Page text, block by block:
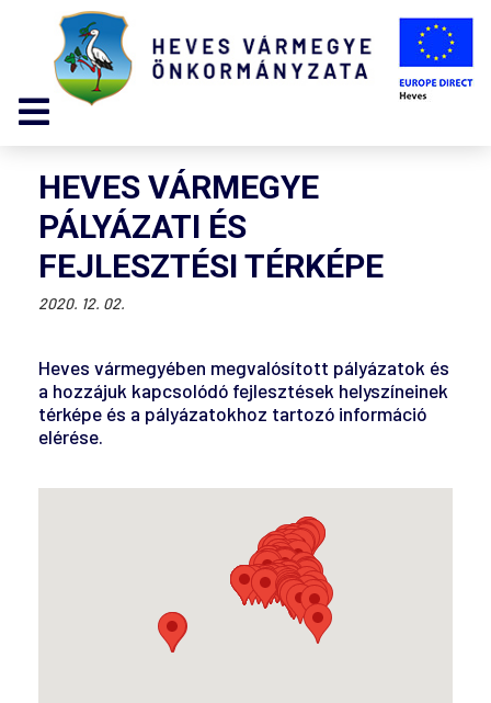
HEVES VÁRMEGYE
PÁLYÁZATI ÉS
FEJLESZTÉSI TÉRKÉPE
2020. 12. 02.
Heves vármegyében megvalósított pályázatok és
a hozzájuk kapcsolódó fejlesztések helyszíneinek
térképe és a pályázatokhoz tartozó információ
elérése.